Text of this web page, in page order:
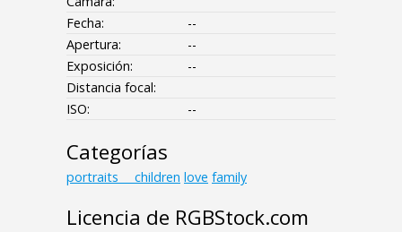
Fecha:
--
Apertura:
--
Exposición:
--
Distancia focal:
ISO:
--
Categorías
portraits___children love family
Licencia de RGBStock.com